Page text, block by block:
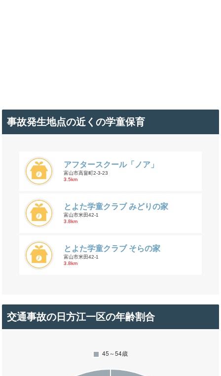
事故発生地点の近くの学童保育
アフタースクール「ノア」
富山市高畠町2-3-23
3.5km
とよた学童クラブ みどりの家
富山市米田42-1
3.8km
とよた学童クラブ そらの家
富山市米田42-1
3.8km
交通事故の日方江一区の年齢割合